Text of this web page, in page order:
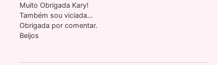
Muito Obrigada Kary!
Também sou viciada…
Obrigada por comentar.
Beijos